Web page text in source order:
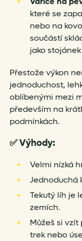
které se
nebo na
součástí
jako
Přestože výkon
jednoduchost,
oblíbenými mezi
především na
podmínkách.
✅Výhody:
Velmi nízká
Jednoduchá
Tekutý líh je
zemích.
Můžeš si
trek nebo